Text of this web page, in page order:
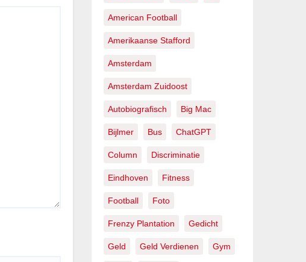
American Football
Amerikaanse Stafford
Amsterdam
Amsterdam Zuidoost
Autobiografisch Big Mac
Bijlmer Bus ChatGPT
Column Discriminatie
Eindhoven Fitness
Football Foto
Frenzy Plantation Gedicht
Geld Geld Verdienen Gym